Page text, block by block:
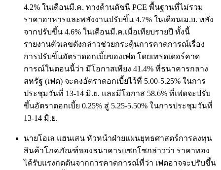
4.2% ในเดือนมี.ค. ทางด้านดัชนี PCE พื้นฐานที่ไม่รวม
ราคาอาหารและพลังงานปรับขึ้น 4.7% ในเดือนเม.ย. หลัง
จากปรับขึ้น 4.6% ในเดือนมี.ค.เมื่อเทียบรายปี ทั้งนี้
รายงานตัวเลขดังกล่าวช่วยกระตุ้นการคาดการณ์เรื่อง
การปรับขึ้นอัตราดอกเบี้ยของเฟด โดยเทรดเดอร์คาด
การณ์ในตอนนี้ว่า มีโอกาสเพียง 41.4% ที่ธนาคารกลาง
สหรัฐ (เฟด) จะคงอัตราดอกเบี้ยไว้ที่ 5.00-5.25% ในการ
ประชุมวันที่ 13-14 มิ.ย. และมีโอกาส 58.6% ที่เฟดจะปรับ
ขึ้นอัตราดอกเบี้ย 0.25% สู่ 5.25-5.50% ในการประชุมวันที่
13-14 มิ.ย.
นายโอเล แฮนเสน หัวหน้าฝ่ายแผนยุทธศาสตร์การลงทุน
สินค้าโภคภัณฑ์ของธนาคารแซกโซกล่าวว่า ราคาทอง
ได้รับแรงกดดันจากการคาดการณ์ที่ว่า เฟดอาจจะปรับขึ้น